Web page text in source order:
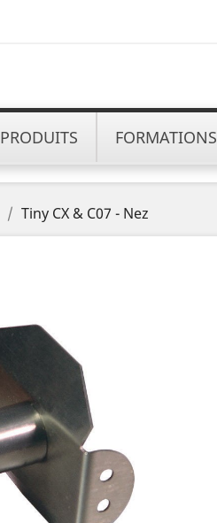
PRODUITS FORMATIONS
Tiny CX & C07 - Nez